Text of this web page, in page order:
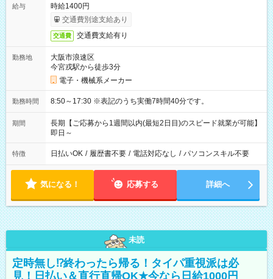
給与
時給1400円
交通費別途支給あり
交通費 交通費支給有り
勤務地
大阪市浪速区
今宮戎駅から徒歩3分
電子・機械系メーカー
勤務時間 8:50～17:30 ※表記のうち実働7時間40分です。
期間
長期【ご応募から1週間以内(最短2日目)のスピード就業が可能】
即日～
特徴 日払いOK / 履歴書不要 / 電話対応なし / パソコンスキル不要
気になる！ 応募する 詳細へ
未読
定時無し⁉終わったら帰る！タイパ重視派は必
見！日払い＆直行直帰OK★今なら日給1000円